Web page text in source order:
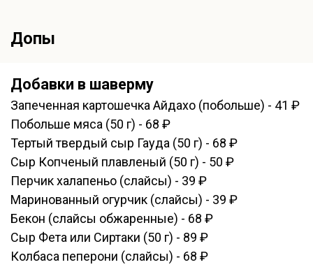
Допы
Добавки в шаверму
Запеченная картошечка Айдахо (побольше) - 41 ₽
Побольше мяса (50 г) - 68 ₽
Тертый твердый сыр Гауда (50 г) - 68 ₽
Сыр Копченый плавленый (50 г) - 50 ₽
Перчик халапеньо (слайсы) - 39 ₽
Маринованный огурчик (слайсы) - 39 ₽
Бекон (слайсы обжаренные) - 68 ₽
Сыр Фета или Сиртаки (50 г) - 89 ₽
Колбаса пеперони (слайсы) - 68 ₽